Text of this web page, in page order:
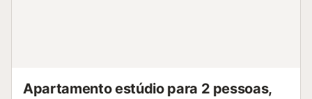
Apartamento estúdio para 2 pessoas,